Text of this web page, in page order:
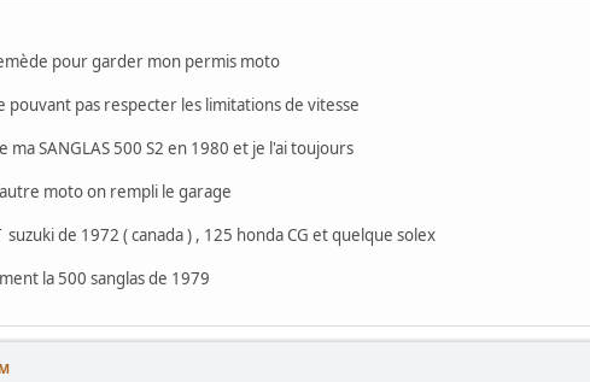
pour garder mon permis moto
pouvant pas respecter les limitations de vitesse
ma SANGLAS 500 S2 en 1980 et je l'ai toujours
moto on rempli le garage
suzuki de 1972 ( canada ) , 125 honda CG et quelque solex
la 500 sanglas de 1979